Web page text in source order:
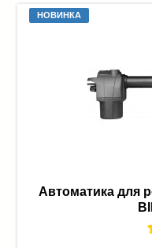
НОВИНКА
Автоматика для